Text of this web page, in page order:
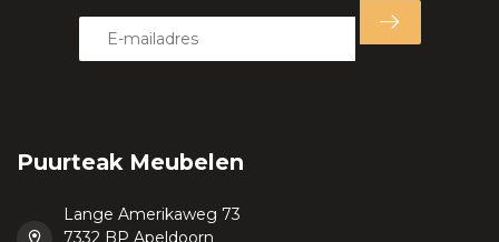
Puurteak Meubelen
Lange Amerikaweg 73
7332 BP Apeldoorn